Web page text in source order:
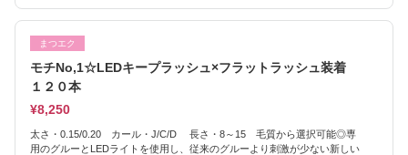
まつエク
モチNo,1☆LEDキープラッシュ×フラットラッシュ装着
１２０本
¥8,250
太さ・0.15/0.20 カール・J/C/D 長さ・8～15 毛質から選択可能◎専
用のグルーとLEDライトを使用し、従来のグルーより刺激が少ない新しい